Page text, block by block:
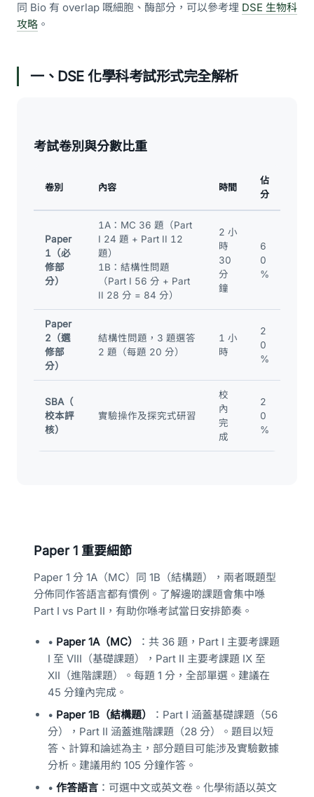
同 Bio 有 overlap 嘅細胞、酶部分，可以參考埋 DSE 生物科
攻略 。
一、DSE 化學科考試形式完全解析
考試卷別與分數比重
卷別 內容 時間
佔
分
Paper
1（必
修部
分）
1A：MC 36 題（Part
I 24 題 + Part II 12
題）
1B：結構性問題
（Part I 56 分 + Part
II 28 分 = 84 分）
2 小
時
30
分
鐘
6
0
%
Paper
2（選
修部
分）
結構性問題，3 題選答
2 題（每題 20 分）
1 小
時
2
0
%
SBA（
校本評
核）
實驗操作及探究式研習
校
內
完
成
2
0
%
Paper 1 重要細節
Paper 1 分 1A（MC）同 1B（結構題），兩者嘅題型
分佈同作答語言都有慣例。了解邊啲課題會集中喺
Part I vs Part II，有助你喺考試當日安排節奏。
• Paper 1A（MC）
：共 36 題，Part I 主要考課題
I 至 VIII（基礎課題），Part II 主要考課題 IX 至
XII（進階課題）。每題 1 分，全部單選。建議在
45 分鐘內完成。
• Paper 1B（結構題）
：Part I 涵蓋基礎課題（56
分），Part II 涵蓋進階課題（28 分）。題目以短
答、計算和論述為主，部分題目可能涉及實驗數據
分析。建議用約 105 分鐘作答。
• 作答語言 ：可選中文或英文卷。化學術語以英文